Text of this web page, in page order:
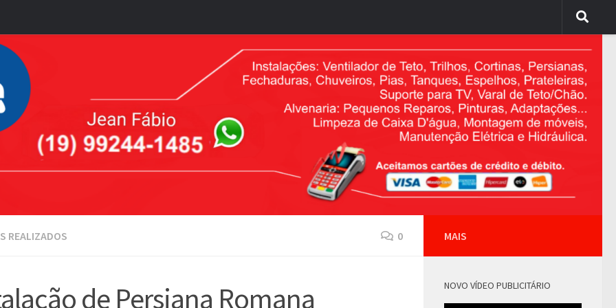
REALIZADOS 0
de Persiana Romana
MAIS
NOVO VÍDEO PUBLICITÁRIO